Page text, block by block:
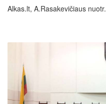
Alkas.lt, A.Rasakevičiaus nuotr.